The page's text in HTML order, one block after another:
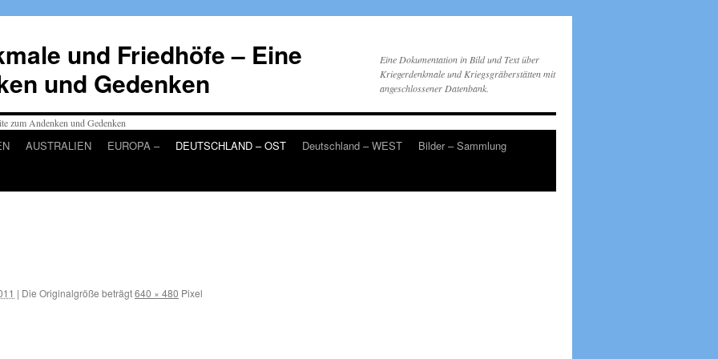
und Friedhöfe – Eine
und Gedenken
Eine Dokumentation in Bild und Text über
Kriegerdenkmale und Kriegsgräberstätten mit
angeschlossener Datenbank.
AUSTRALIEN EUROPA – DEUTSCHLAND – OST Deutschland – WEST
Bilder – Sammlung
| Die Originalgröße beträgt640 × 480 Pixel